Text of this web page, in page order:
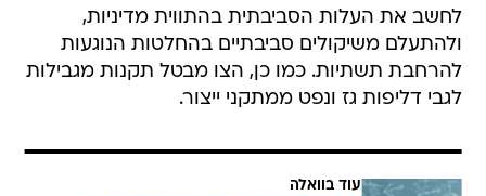
לחשב את העלות הסביבתית בהתווית מדיניות,
ולהתעלם משיקולים סביבתיים בהחלטות הנוגעות
להרחבת תשתיות. כמו כן, הצו מבטל תקנות מגבילות
לגבי דליפות גז ונפט ממתקני ייצור.
עוד בוואלה